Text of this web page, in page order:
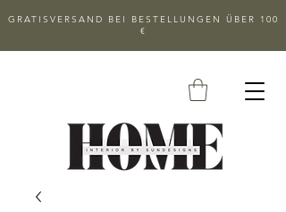
GRATISVERSAND BEI BESTELLUNGEN ÜBER 100
€